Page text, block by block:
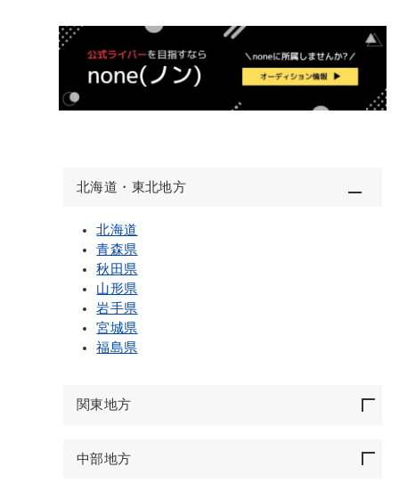
北海道・東北地方
北海道
青森県
秋田県
山形県
岩手県
宮城県
福島県
関東地方
中部地方